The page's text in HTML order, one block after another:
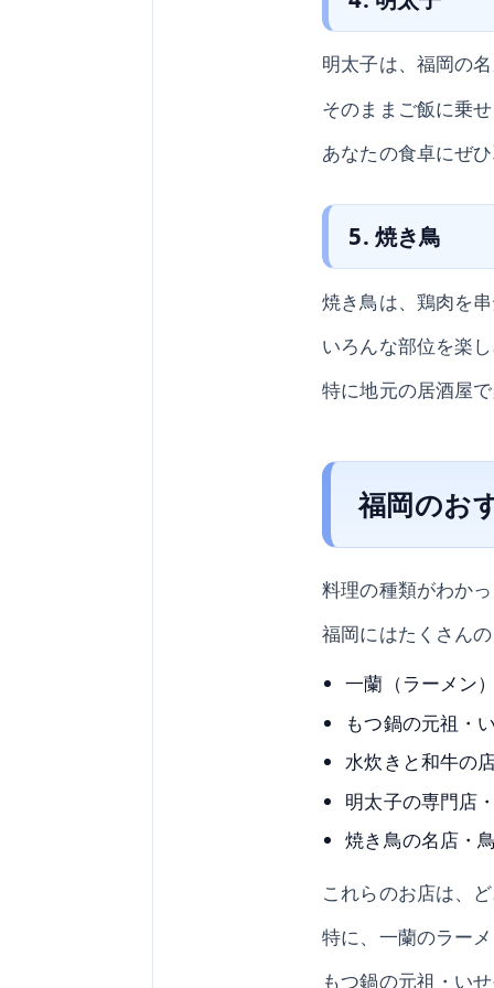
明太子は、福岡の
そのままご飯に乗
あなたの食卓にぜ
5. 焼き鳥
焼き鳥は、鶏肉を
いろんな部位を楽
特に地元の居酒屋
福岡のお
料理の種類がわか
福岡にはたくさん
一蘭（ラーメン
もつ鍋の元祖・
水炊きと和牛の
明太子の専門店
焼き鳥の名店・
これらのお店は、
特に、一蘭のラー
もつ鍋の元祖・い